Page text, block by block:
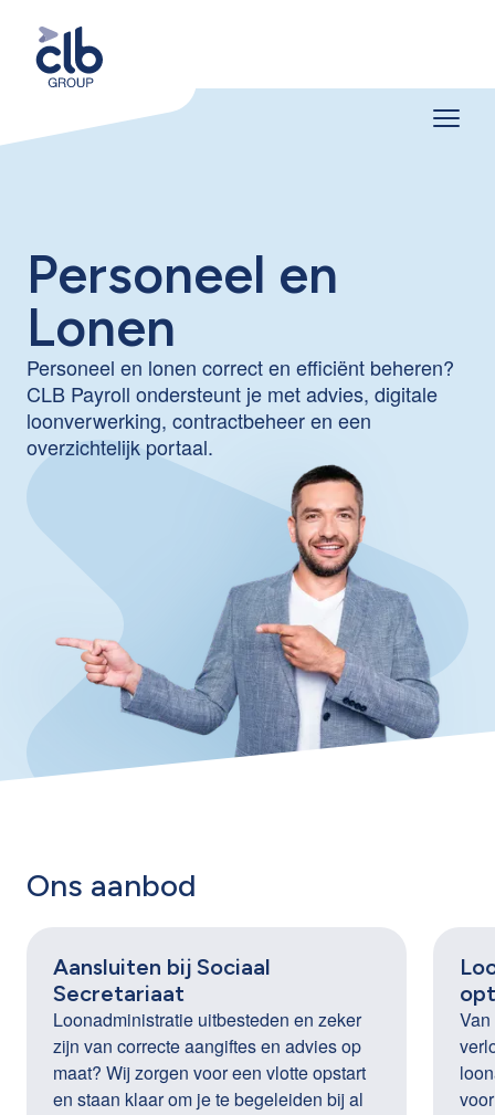
Personeel en
Lonen
Personeel en lonen correct en efficiënt beheren?
CLB Payroll ondersteunt je met advies, digitale
loonverwerking, contractbeheer en een
overzichtelijk portaal.
Ons aanbod
Aansluiten bij Sociaal
Secretariaat
Loonadministratie uitbesteden en zeker
zijn van correcte aangiftes en advies op
maat? Wij zorgen voor een vlotte opstart
en staan klaar om je te begeleiden bij al